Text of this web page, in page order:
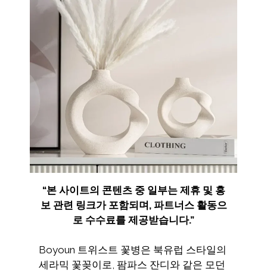
“본 사이트의 콘텐츠 중 일부는 제휴 및 홍
보 관련 링크가 포함되며, 파트너스 활동으
로 수수료를 제공받습니다.”
Boyoun 트위스트 꽃병은 북유럽 스타일의
세라믹 꽃꽂이로, 팜파스 잔디와 같은 모던